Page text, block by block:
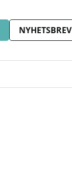
NYHETSBREV